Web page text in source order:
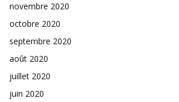
novembre 2020
octobre 2020
septembre 2020
août 2020
juillet 2020
juin 2020